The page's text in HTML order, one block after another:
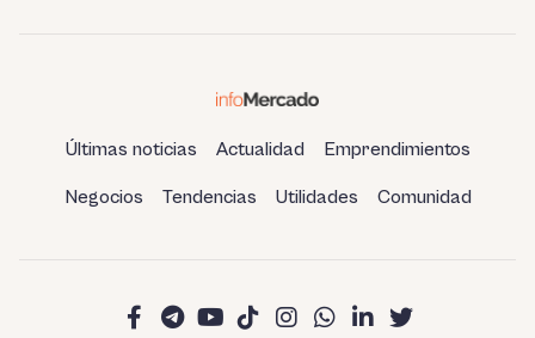
Últimas noticias Actualidad Emprendimientos
Negocios Tendencias Utilidades Comunidad